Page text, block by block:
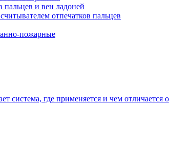
пальцев и вен ладоней
отпечатков пальцев
пожарные
система, где применяется и чем отличается